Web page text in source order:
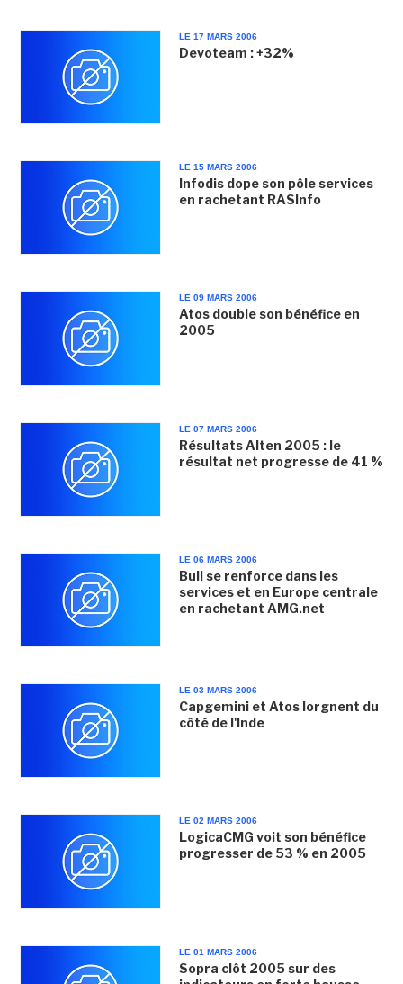
LE 17 MARS 2006
Devoteam : +32%
LE 15 MARS 2006
Infodis dope son pôle services
en rachetant RASInfo
LE 09 MARS 2006
Atos double son bénéfice en
2005
LE 07 MARS 2006
Résultats Alten 2005 : le
résultat net progresse de 41 %
LE 06 MARS 2006
Bull se renforce dans les
services et en Europe centrale
en rachetant AMG.net
LE 03 MARS 2006
Capgemini et Atos lorgnent du
côté de l'Inde
LE 02 MARS 2006
LogicaCMG voit son bénéfice
progresser de 53 % en 2005
LE 01 MARS 2006
Sopra clôt 2005 sur des